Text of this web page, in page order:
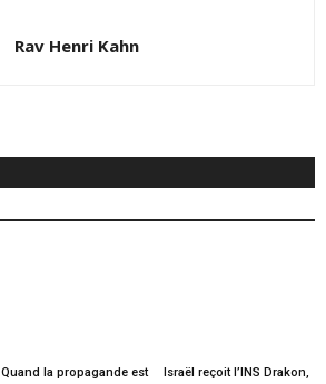
Rav Henri Kahn
Quand la propagande est
Israël reçoit l’INS Drakon,